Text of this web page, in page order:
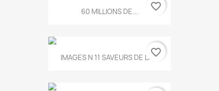
60 MILLIONS DE... favorite_border
IMAGES N 11 SAVEURS DE LA...
favorite_border